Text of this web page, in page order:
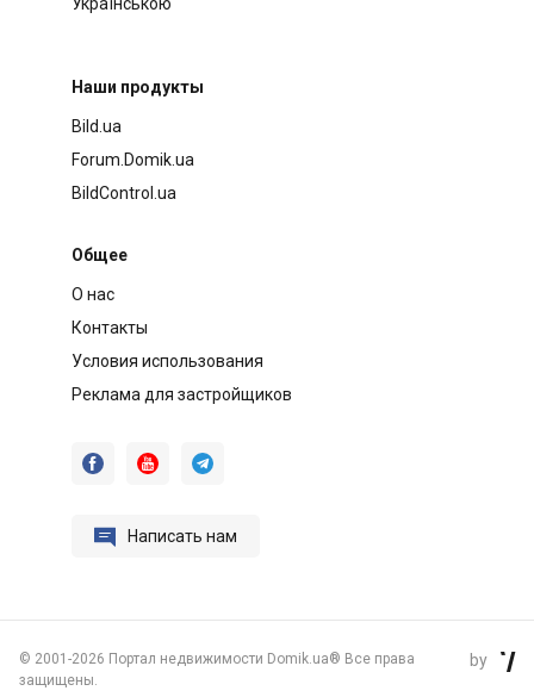
Наши продукты
Bild.ua
Forum.Domik.ua
BildControl.ua
Общее
О нас
Контакты
Условия использования
Реклама для застройщиков
  
 Написать нам
© 2001-2026 Портал недвижимости Domik.ua® Все права
защищены.
by 